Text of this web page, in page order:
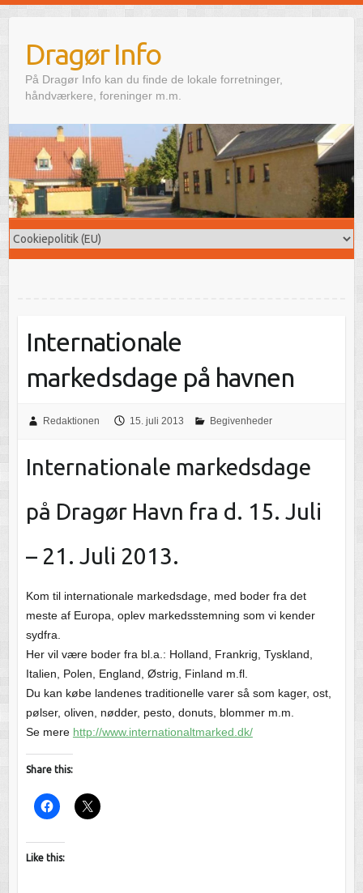
Dragør Info
På Dragør Info kan du finde de lokale forretninger,
håndværkere, foreninger m.m.
Internationale
markedsdage på havnen
Redaktionen 15. juli 2013 Begivenheder
Internationale markedsdage
på Dragør Havn fra d. 15. Juli
– 21. Juli 2013.
Kom til internationale markedsdage, med boder fra det
meste af Europa, oplev markedsstemning som vi kender
sydfra.
Her vil være boder fra bl.a.: Holland, Frankrig, Tyskland,
Italien, Polen, England, Østrig, Finland m.fl.
Du kan købe landenes traditionelle varer så som kager, ost,
pølser, oliven, nødder, pesto, donuts, blommer m.m.
Se mere http://www.internationaltmarked.dk/
Share this:
Like this: